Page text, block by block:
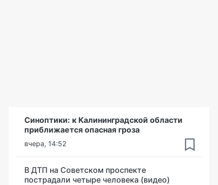
Синоптики: к Калининградской области
приближается опасная гроза
вчера, 14:52
В ДТП на Советском проспекте
пострадали четыре человека (видео)